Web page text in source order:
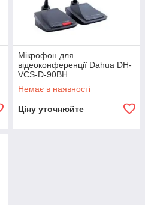
Мікрофон для
відеоконференції Dahua DH-
VCS-D-90BH
Немає в наявності
Ціну уточнюйте